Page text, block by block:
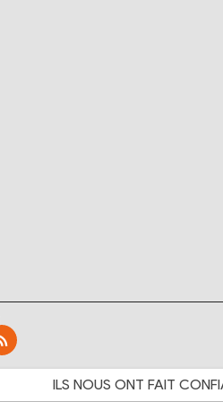
ILS NOUS ONT FAIT